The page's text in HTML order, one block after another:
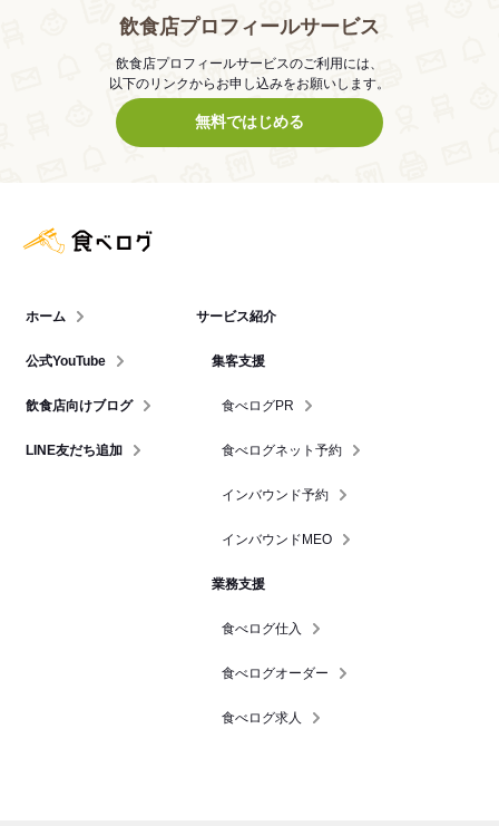
飲食店プロフィールサービス
飲食店プロフィールサービスのご利用には、
以下のリンクからお申し込みをお願いします。
無料ではじめる
ホーム
公式YouTube
飲食店向けブログ
LINE友だち追加
サービス紹介
集客支援
食べログPR
食べログネット予約
インバウンド予約
インバウンドMEO
業務支援
食べログ仕入
食べログオーダー
食べログ求人